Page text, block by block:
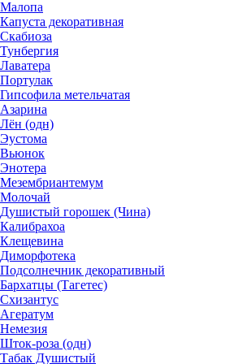
Малопа
Капуста декоративная
Скабиоза
Тунбергия
Лаватера
Портулак
Гипсофила метельчатая
Азарина
Лён (одн)
Эустома
Вьюнок
Энотера
Мезембриантемум
Молочай
Душистый горошек (Чина)
Калибрахоа
Клещевина
Диморфотека
Подсолнечник декоративный
Бархатцы (Тагетес)
Схизантус
Агератум
Немезия
Шток-роза (одн)
Табак Душистый